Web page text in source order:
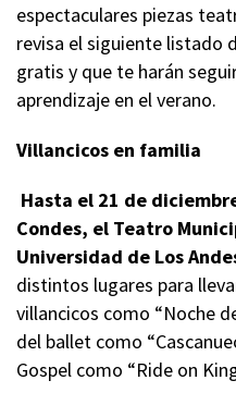
espectaculares piezas
revisa el siguiente listado
gratis y que te harán
aprendizaje en el verano.
Villancicos en familia
Hasta el 21 de
Condes, el Teatro
Universidad de Los
distintos lugares para
villancicos como “Noche
del ballet como
Gospel como “Ride on